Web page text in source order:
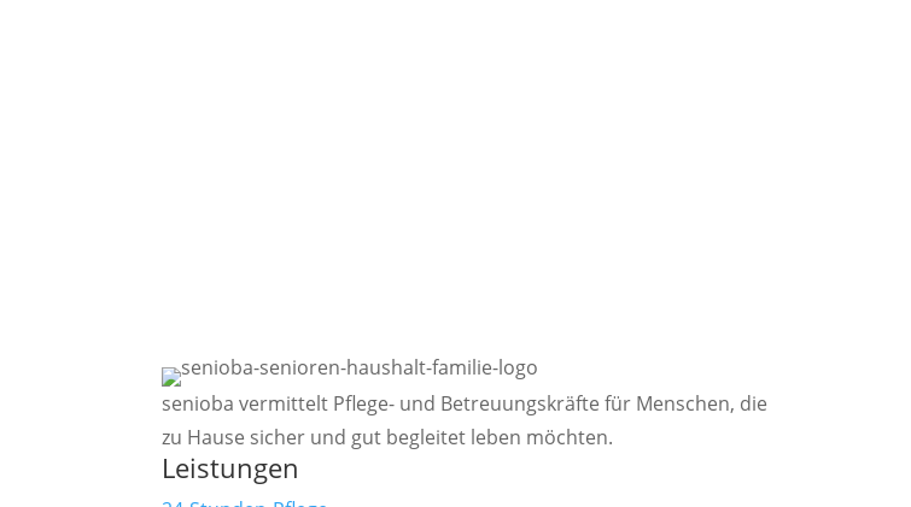
senioba vermittelt Pflege- und Betreuungskräfte für Menschen, die
zu Hause sicher und gut begleitet leben möchten.
Leistungen